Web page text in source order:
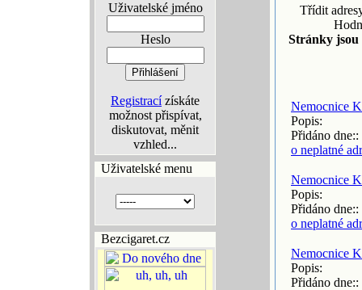
Uživatelské jméno
Heslo
Registracízískáte
možnost přispívat,
diskutovat, měnit
vzhled...
Uživatelské menu
Bezcigaret.cz
Třídit
Stránky jsou
Nemocnice
Popis:
Přidáno
o neplatné
Nemocnice
Popis:
Přidáno
o neplatné
Nemocnice
Popis:
Přidáno